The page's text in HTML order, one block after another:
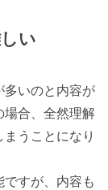
い
多いのと内容が
場合、全然理解
うことになり
すが、内容も